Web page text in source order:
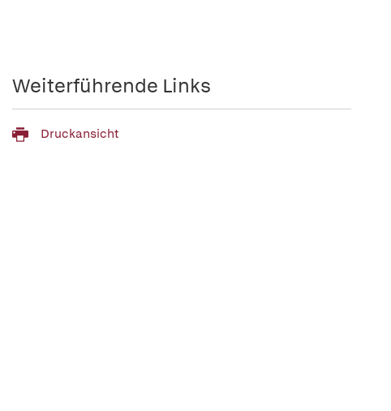
Weiterführende Links
Druckansicht